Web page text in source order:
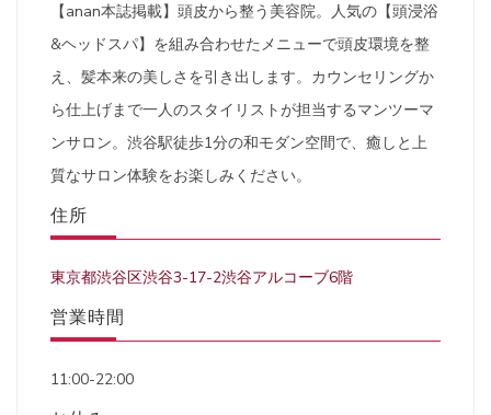
【anan本誌掲載】頭皮から整う美容院。人気の【頭浸浴
&ヘッドスパ】を組み合わせたメニューで頭皮環境を整
え、髪本来の美しさを引き出します。カウンセリングか
ら仕上げまで一人のスタイリストが担当するマンツーマ
ンサロン。渋谷駅徒歩1分の和モダン空間で、癒しと上
質なサロン体験をお楽しみください。
住所
東京都渋谷区渋谷3-17-2渋谷アルコーブ6階
営業時間
11:00-22:00